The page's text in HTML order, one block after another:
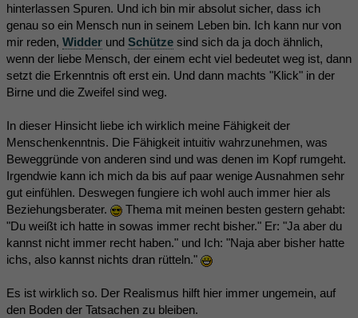
hinterlassen Spuren. Und ich bin mir absolut sicher, dass ich
genau so ein Mensch nun in seinem Leben bin. Ich kann nur von
mir reden, Widder und Schütze sind sich da ja doch ähnlich,
wenn der liebe Mensch, der einem echt viel bedeutet weg ist, dann
setzt die Erkenntnis oft erst ein. Und dann machts "Klick" in der
Birne und die Zweifel sind weg.
In dieser Hinsicht liebe ich wirklich meine Fähigkeit der
Menschenkenntnis. Die Fähigkeit intuitiv wahrzunehmen, was
Beweggründe von anderen sind und was denen im Kopf rumgeht.
Irgendwie kann ich mich da bis auf paar wenige Ausnahmen sehr
gut einfühlen. Deswegen fungiere ich wohl auch immer hier als
Beziehungsberater.
Thema mit meinen besten gestern gehabt:
"Du weißt ich hatte in sowas immer recht bisher." Er: "Ja aber du
kannst nicht immer recht haben." und Ich: "Naja aber bisher hatte
ichs, also kannst nichts dran rütteln."
Es ist wirklich so. Der Realismus hilft hier immer ungemein, auf
den Boden der Tatsachen zu bleiben.